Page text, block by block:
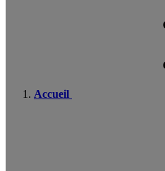
Accueil